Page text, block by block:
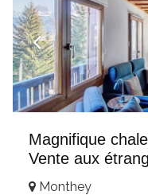
Magnifique
Vente aux
Monthey